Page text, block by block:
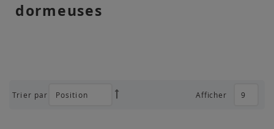
dormeuses
Afficher
Trier par
Par